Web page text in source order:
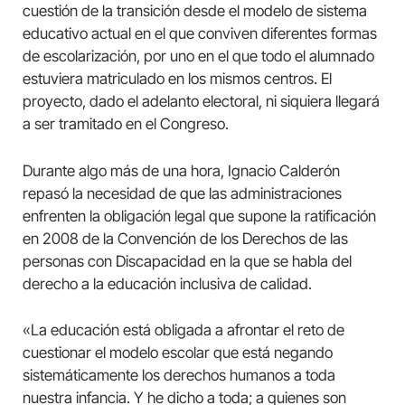
cuestión de la transición desde el modelo de sistema
educativo actual en el que conviven diferentes formas
de escolarización, por uno en el que todo el alumnado
estuviera matriculado en los mismos centros. El
proyecto, dado el adelanto electoral, ni siquiera llegará
a ser tramitado en el Congreso.
Durante algo más de una hora, Ignacio Calderón
repasó la necesidad de que las administraciones
enfrenten la obligación legal que supone la ratificación
en 2008 de la Convención de los Derechos de las
personas con Discapacidad en la que se habla del
derecho a la educación inclusiva de calidad.
«La educación está obligada a afrontar el reto de
cuestionar el modelo escolar que está negando
sistemáticamente los derechos humanos a toda
nuestra infancia. Y he dicho a toda; a quienes son